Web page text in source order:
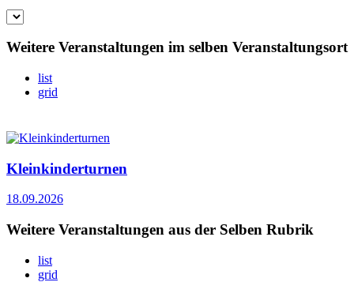
Weitere Veranstaltungen im selben Veranstaltungsort
list
grid
Kleinkinderturnen
18.09.2026
Weitere Veranstaltungen aus der Selben Rubrik
list
grid